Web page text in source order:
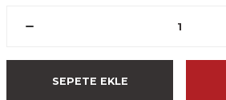
SEPETE EKLE